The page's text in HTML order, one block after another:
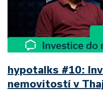
hypotalks #10:
nemovitostí v